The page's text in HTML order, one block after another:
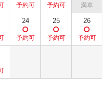
24 25 26